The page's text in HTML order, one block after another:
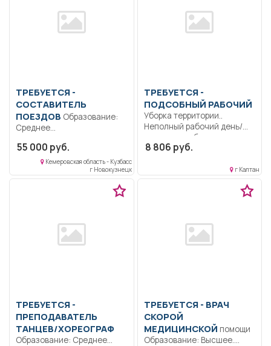
ТРЕБУЕТСЯ -
СОСТАВИТЕЛЬ
ПОЕЗДОВ
Среднее
Квалификация:
Ответственность.
Должностные обязанности
уточняются
55 000 руб.
Кемеровская область - Кузбасс
г Новокузнецк
ТРЕБУЕТСЯ -
ПОДСОБНЫЙ РАБОЧИЙ
Уборка территории..
Неполный рабочий день/
неполная рабочая неделя..
8 806 руб.
г Калтан
ТРЕБУЕТСЯ -
ПРЕПОДАВАТЕЛЬ
ТАНЦЕВ/ХОРЕОГРАФ
Образование: Среднее
ТРЕБУЕТСЯ - ВРАЧ
СКОРОЙ
МЕДИЦИНСКОЙ помощи
Образование: Высшее.